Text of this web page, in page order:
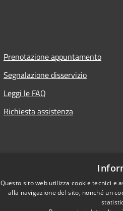
Prenotazione appuntamento
Segnalazione disservizio
Leggi le FAQ
Richiesta assistenza
Questo sito web utilizza cookie tecnici e
alla navigazione del sito, nonché un